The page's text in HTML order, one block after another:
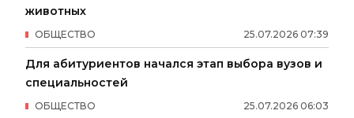
животных
25.07.2026 07:39
ОБЩЕСТВО
Для абитуриентов начался этап выбора вузов и
специальностей
25.07.2026 06:03
ОБЩЕСТВО